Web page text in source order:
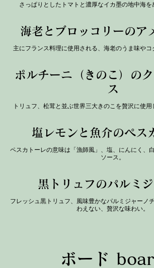
さっぱりとしたトマトと濃厚なイカ墨の地中海を
海老とブロッコリーのア
主にフランス料理に使用される、海老のうま味やコ
ポルチーニ（きのこ）の
ス
トリュフ、松茸と並ぶ世界三大きのこを贅沢に使用
塩レモンと魚介のペス
ペスカトーレの意味は「漁師風」、塩、にんにく、
ソース。
黒トリュフのパルミ
フレッシュ黒トリュフ、風味豊かなパルミジャーノ
わえない、贅沢な味わい。
ボード